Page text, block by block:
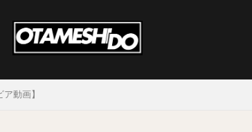
動画】